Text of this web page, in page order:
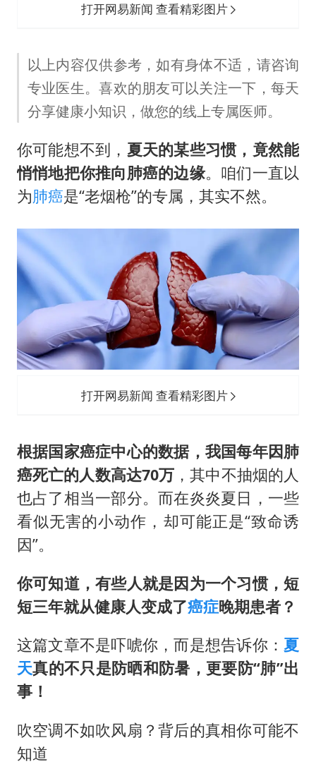
打开网易新闻 查看精彩图片
以上内容仅供参考，如有身体不适，请咨询
专业医生。喜欢的朋友可以关注一下，每天
分享健康小知识，做您的线上专属医师。
你可能想不到， 夏天的某些习惯，竟然能
悄悄地把你推向肺癌的边缘。咱们一直以
为肺癌是“老烟枪”的专属，其实不然。
打开网易新闻 查看精彩图片
根据国家癌症中心的数据，我国每年因肺
癌死亡的人数高达70万 ，其中不抽烟的人
也占了相当一部分。而在炎炎夏日，一些
看似无害的小动作，却可能正是“致命诱
因”。
你可知道，有些人就是因为一个习惯，短
短三年就从健康人变成了癌症晚期患者？
这篇文章不是吓唬你，而是想告诉你： 夏
天真的不只是防晒和防暑，更要防“肺”出
事！
吹空调不如吹风扇？背后的真相你可能不
知道